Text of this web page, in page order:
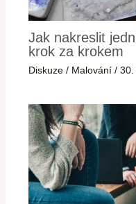
Jak nakreslit
krok za krokem
Diskuze / Malování /30.